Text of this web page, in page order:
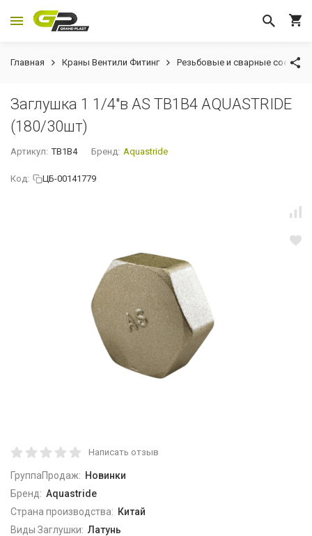
Главная Краны Вентили Фитинг Резьбовые и сварные
Заглушка 1 1/4"в AS TB1B4 AQUASTRIDE
(180/30шт)
Артикул: TB1B4 Бренд: Aquastride
Код: ЦБ-00141779
Написать отзыв
ГруппаПродаж: Новинки
Бренд: Aquastride
Страна производства: Китай
Виды Заглушки: Латунь